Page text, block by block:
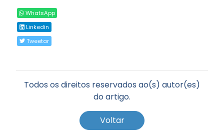
WhatsApp
Linkedin
Tweetar
Todos os direitos reservados ao(s) autor(es)
do artigo.
Voltar